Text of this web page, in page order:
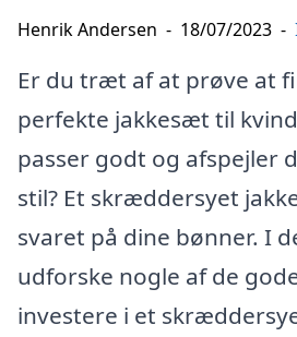
Henrik Andersen - 18/07/2023 -
Er du træt af at prøve at
perfekte jakkesæt til
passer godt og afspejler
stil? Et skræddersyet
svaret på dine bønner. I
udforske nogle af de
investere i et